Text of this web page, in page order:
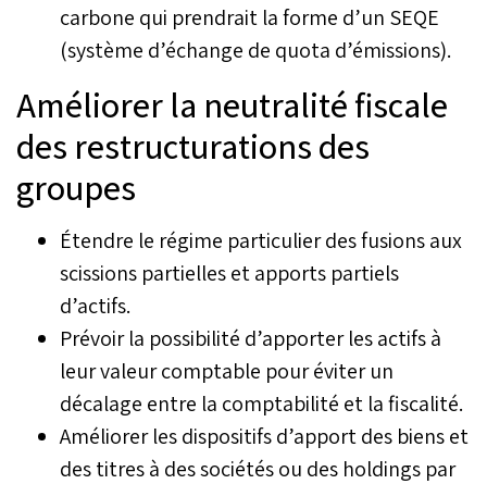
carbone qui prendrait la forme d’un SEQE
(système d’échange de quota d’émissions).
Améliorer la neutralité fiscale
des restructurations des
groupes
Étendre le régime particulier des fusions aux
scissions partielles et apports partiels
d’actifs.
Prévoir la possibilité d’apporter les actifs à
leur valeur comptable pour éviter un
décalage entre la comptabilité et la fiscalité.
Améliorer les dispositifs d’apport des biens et
des titres à des sociétés ou des holdings par